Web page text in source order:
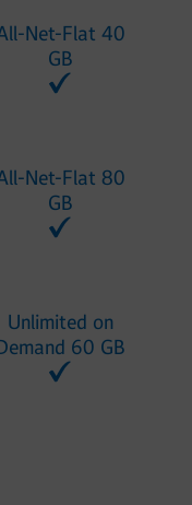
Net-Flat 40
GB
Net-Flat 80
GB
Unlimited on
60 GB